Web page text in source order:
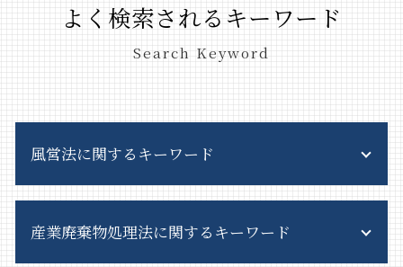
よく検索されるキーワード
Search Keyword
風営法に関するキーワード
客引き とは
産業廃棄物処理法に関するキーワード